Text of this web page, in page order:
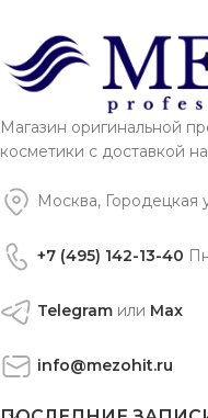
Магазин оригинальной
косметики с доставкой
Москва, Городецкая
+7 (495) 142-13-40
Telegram или Max
info@mezohit.ru